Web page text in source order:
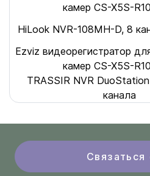
камер CS-X5S-
HiLook NVR-108MH-D, 8
Ezviz видеорегистратор
камер CS-X5S-
TRASSIR NVR
канала
Связаться